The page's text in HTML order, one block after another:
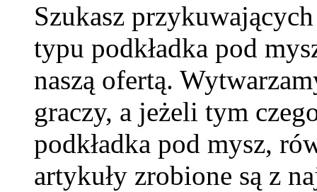
Szukasz
typu podkładka pod
naszą ofertą.
graczy, a jeżeli tym
podkładka pod mysz,
artykuły zrobione są z